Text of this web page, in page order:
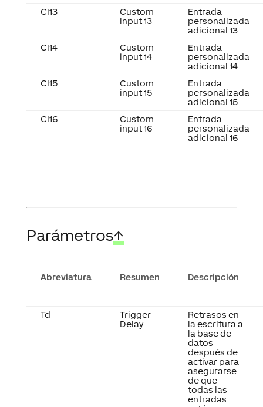
CI13
Custom
input 13
Entrada
personalizada
adicional 13
CI14
Custom
input 14
Entrada
personalizada
adicional 14
CI15
Custom
input 15
Entrada
personalizada
adicional 15
CI16
Custom
input 16
Entrada
personalizada
adicional 16
Parámetros↑
Abreviatura Resumen Descripción
Td
Trigger
Delay
Retrasos en
la escritura a
la base de
datos
después de
activar para
asegurarse
de que
todas las
entradas